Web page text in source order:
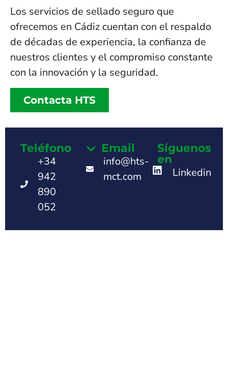
Los servicios de sellado seguro que
ofrecemos en Cádiz cuentan con el respaldo
de décadas de experiencia, la confianza de
nuestros clientes y el compromiso constante
con la innovación y la seguridad.
Contacta HTS
Teléfono
+34
942
890
052
Email
info@hts-
mct.com
Síguenos
en
Linkedin